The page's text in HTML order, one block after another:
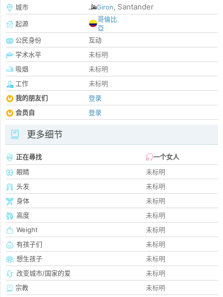
城市
Giron, Santander
起源
哥倫比
亞
公民身份
互动
学术水平
未标明
吸烟
未标明
工作
未标明
我的朋友们
登录
会员自
登录
更多细节
正在尋找
一个女人
眼睛
未标明
头发
未标明
身体
未标明
高度
未标明
Weight
未标明
有孩子们
未标明
想生孩子
未标明
改变城市/国家的爱
未标明
宗教
未标明